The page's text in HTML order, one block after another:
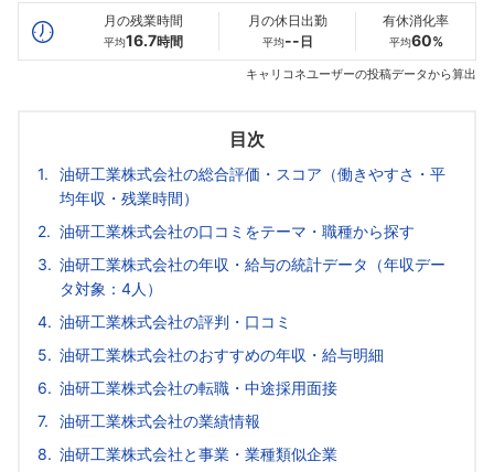
月の残業時間
平均16.7時間
月の休日出勤
平均-- 日
有休消化率
平均60%
キャリコネユーザーの投稿データから算出
目次
油研工業株式会社の総合評価・スコア（働きやすさ・平
均年収・残業時間）
油研工業株式会社の口コミをテーマ・職種から探す
油研工業株式会社の年収・給与の統計データ（年収デー
タ対象：4人）
油研工業株式会社の評判・口コミ
油研工業株式会社のおすすめの年収・給与明細
油研工業株式会社の転職・中途採用面接
油研工業株式会社の業績情報
油研工業株式会社と事業・業種類似企業